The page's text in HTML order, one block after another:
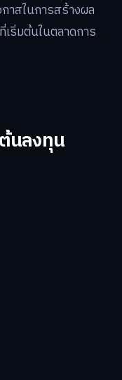
าสในการสร้างผล
ริ่มต้นในตลาดการ
นลงทุน